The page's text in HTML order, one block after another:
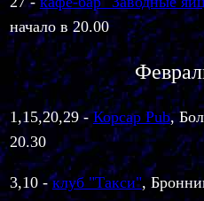
начало в 20.00
1,15,20,29 -Корсар Pub,
20.30
3,10 -клуб "Такси",